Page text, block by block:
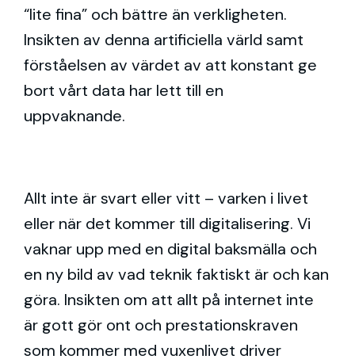
“lite fina” och bättre än verkligheten.
Insikten av denna artificiella värld samt
förståelsen av värdet av att konstant ge
bort vårt data har lett till en
uppvaknande.
Allt inte är svart eller vitt – varken i livet
eller när det kommer till digitalisering. Vi
vaknar upp med en digital baksmälla och
en ny bild av vad teknik faktiskt är och kan
göra. Insikten om att allt på internet inte
är gott gör ont och prestationskraven
som kommer med vuxenlivet driver